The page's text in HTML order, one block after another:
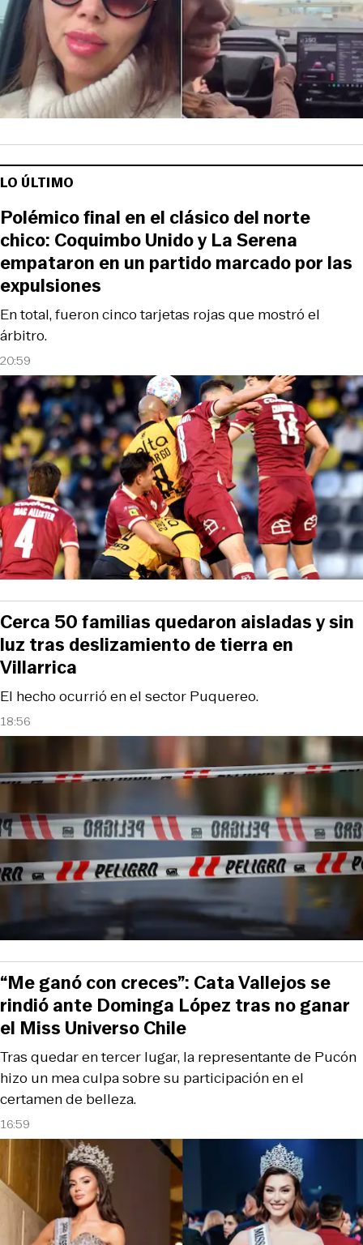
LO ÚLTIMO
20:59
En total, fueron cinco tarjetas rojas que mostró el
árbitro.
Polémico final en el clásico del norte
chico: Coquimbo Unido y La Serena
empataron en un partido marcado por las
expulsiones
18:56
El hecho ocurrió en el sector Puquereo.
Cerca 50 familias quedaron aisladas y sin
luz tras deslizamiento de tierra en
Villarrica
16:59
Tras quedar en tercer lugar, la representante de Pucón
hizo un mea culpa sobre su participación en el
certamen de belleza.
“Me ganó con creces”: Cata Vallejos se
rindió ante Dominga López tras no ganar
el Miss Universo Chile